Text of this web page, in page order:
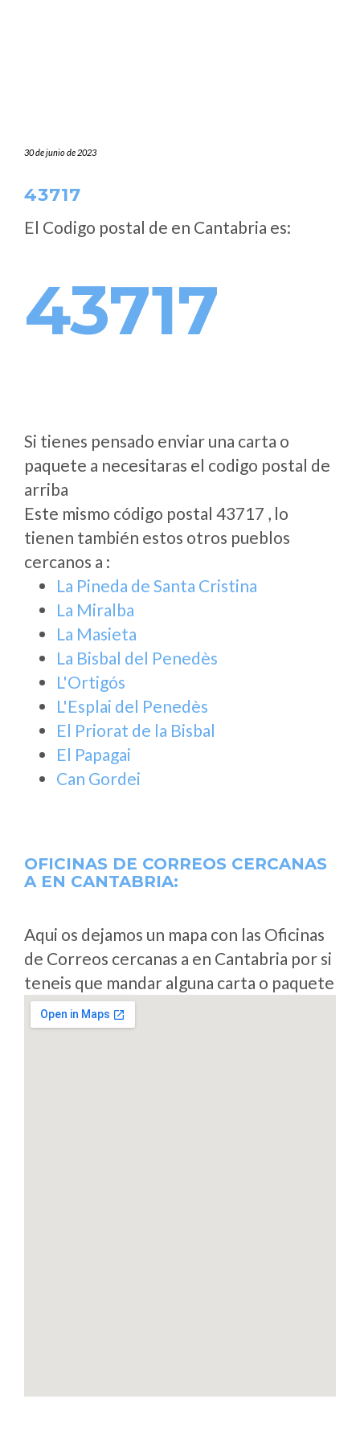
30 de junio de 2023
43717
El Codigo postal de en Cantabria es:
43717
Si tienes pensado enviar una carta o
paquete a necesitaras el codigo postal de
arriba
Este mismo código postal 43717 , lo
tienen también estos otros pueblos
cercanos a :
La Pineda de Santa Cristina
La Miralba
La Masieta
La Bisbal del Penedès
L'Ortigós
L'Esplai del Penedès
El Priorat de la Bisbal
El Papagai
Can Gordei
OFICINAS DE CORREOS CERCANAS
A EN CANTABRIA:
Aqui os dejamos un mapa con las Oficinas
de Correos cercanas a en Cantabria por si
teneis que mandar alguna carta o paquete